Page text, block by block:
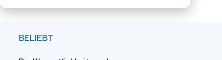
BELIEBT